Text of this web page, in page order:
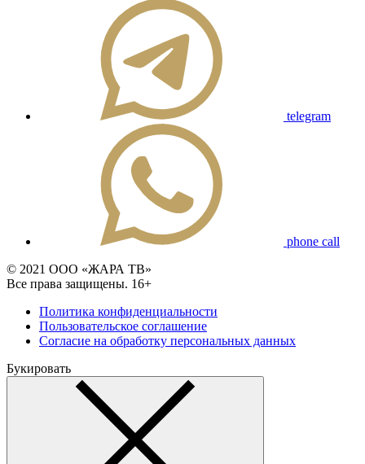
telegram
phone call
© 2021 ООО «ЖАРА ТВ»
Все права защищены. 16+
Политика конфиденциальности
Пользовательское соглашение
Согласие на обработку персональных данных
Букировать